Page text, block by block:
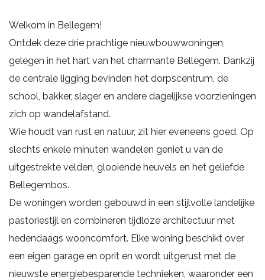
Welkom in Bellegem!
Ontdek deze drie prachtige nieuwbouwwoningen,
gelegen in het hart van het charmante Bellegem. Dankzij
de centrale ligging bevinden het dorpscentrum, de
school, bakker, slager en andere dagelijkse voorzieningen
zich op wandelafstand.
Wie houdt van rust en natuur, zit hier eveneens goed. Op
slechts enkele minuten wandelen geniet u van de
uitgestrekte velden, glooiende heuvels en het geliefde
Bellegembos.
De woningen worden gebouwd in een stijlvolle landelijke
pastoriestijl en combineren tijdloze architectuur met
hedendaags wooncomfort. Elke woning beschikt over
een eigen garage en oprit en wordt uitgerust met de
nieuwste energiebesparende technieken, waaronder een